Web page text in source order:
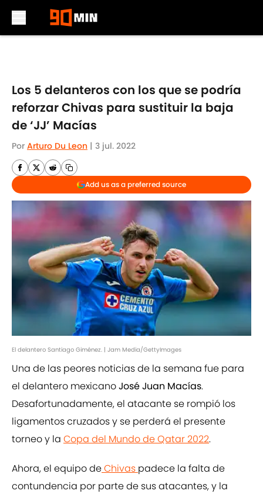
Los 5 delanteros con los que se podría
reforzar Chivas para sustituir la baja
de ‘JJ’ Macías
Por Arturo Du Leon | 3 jul. 2022
Add us as a preferred source
El delantero Santiago Giménez. | Jam Media/GettyImages
Una de las peores noticias de la semana fue para
el delantero mexicanoJosé Juan Macías.
Desafortunadamente, el atacante se rompió los
ligamentos cruzados y se perderá el presente
torneo y la Copa del Mundo de Qatar 2022.
Ahora, el equipo deChivas padece la falta de
contundencia por parte de sus atacantes, y la